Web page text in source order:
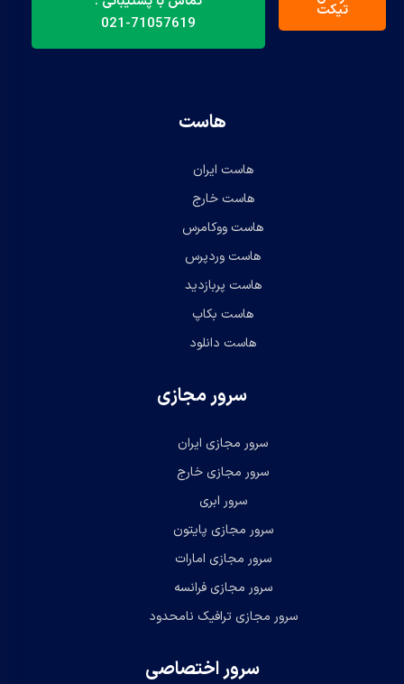
تیکت
71057619-021
هاست
هاست ایران
هاست خارج
هاست ووکامرس
هاست وردپرس
هاست پربازدید
هاست بکاپ
هاست دانلود
سرور مجازی
سرور مجازی ایران
سرور مجازی خارج
سرور ابری
سرور مجازی پایتون
سرور مجازی امارات
سرور مجازی فرانسه
سرور مجازی ترافیک نامحدود
سرور اختصاصی